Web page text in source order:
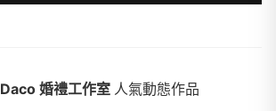
Daco 婚禮工作室 人氣動態作品